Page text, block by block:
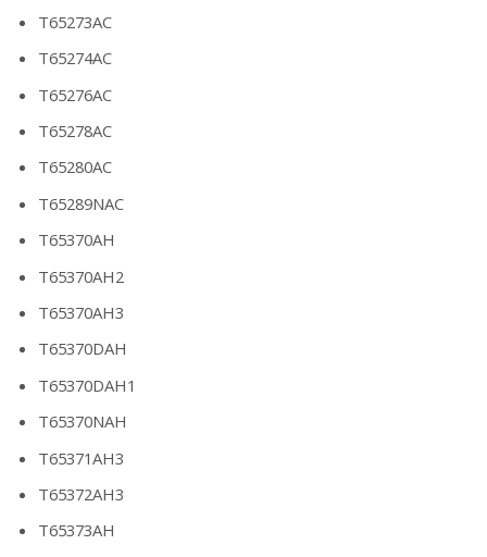
T65273AC
T65274AC
T65276AC
T65278AC
T65280AC
T65289NAC
T65370AH
T65370AH2
T65370AH3
T65370DAH
T65370DAH1
T65370NAH
T65371AH3
T65372AH3
T65373AH